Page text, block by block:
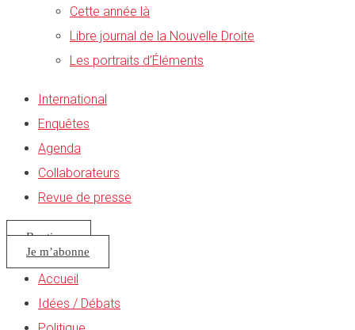
Cette année là
Libre journal de la Nouvelle Droite
Les portraits d’Éléments
International
Enquêtes
Agenda
Collaborateurs
Revue de presse
Boutique
Je m’abonne
Accueil
Idées / Débats